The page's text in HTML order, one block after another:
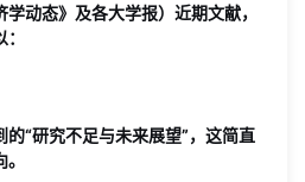
学动态》及各大学报）近期文献，
的“研究不足与未来展望”，这简直